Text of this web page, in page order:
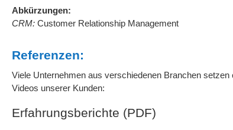
Abkürzungen:
CRM: Customer Relationship Management
Referenzen:
Viele Unternehmen aus verschiedenen Branchen
Videos unserer Kunden:
Erfahrungsberichte (PDF)